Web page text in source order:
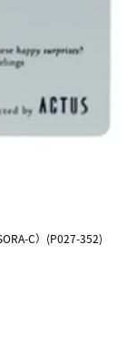
C）(P027-352)